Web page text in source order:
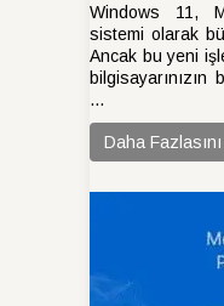
Windows 11,
sistemi olarak
Ancak bu yeni
...
Daha